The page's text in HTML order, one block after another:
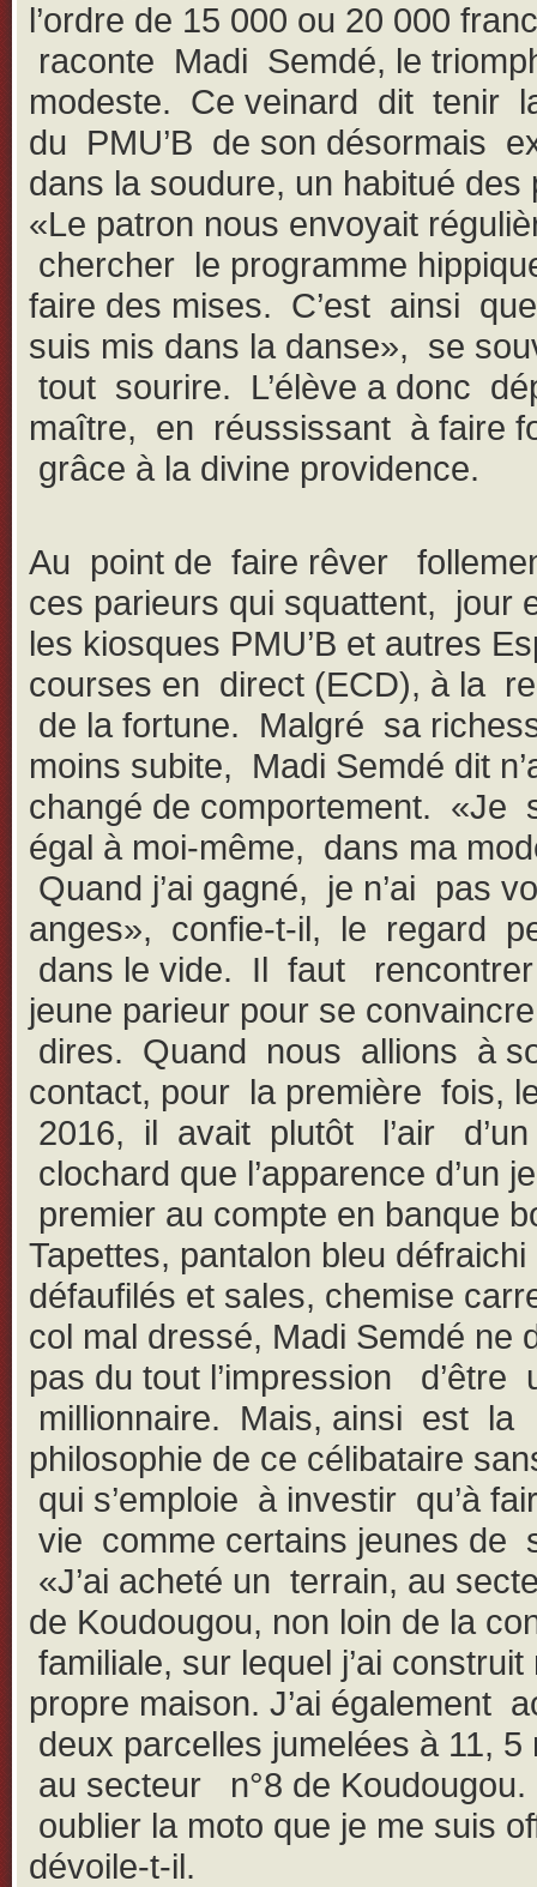
l’ordre de 15 000 ou 20 000
raconte Madi Semdé, le
modeste. Ce veinard dit tenir
du PMU’B de son désormais
dans la soudure, un habitué des
«Le patron nous envoyait
chercher le programme
faire des mises. C’est ainsi
suis mis dans la danse», se
tout sourire. L’élève a donc
maître, en réussissant à faire
grâce à la divine providence.
Au point de faire rêver
ces parieurs qui squattent, jour
les kiosques PMU’B et autres
courses en direct (ECD), à la
de la fortune. Malgré sa
moins subite, Madi Semdé dit
changé de comportement. «Je
égal à moi-même, dans ma
Quand j’ai gagné, je n’ai pas
anges», confie-t-il, le regard
dans le vide. Il faut
jeune parieur pour se
dires. Quand nous allions à
contact, pour la première fois,
2016, il avait plutôt l’air d’un
clochard que l’apparence d’un
premier au compte en banque
Tapettes, pantalon bleu
défaufilés et sales, chemise
col mal dressé, Madi Semdé ne
pas du tout l’impression d’être
millionnaire. Mais, ainsi est la
philosophie de ce célibataire
qui s’emploie à investir qu’à
vie comme certains jeunes de
«J’ai acheté un terrain, au
de Koudougou, non loin de la
familiale, sur lequel j’ai construit
propre maison. J’ai également
deux parcelles jumelées à 11, 5
au secteur n°8 de
oublier la moto que je me suis
dévoile-t-il.